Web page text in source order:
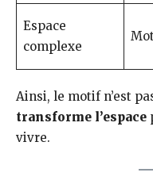
Espace
complexe
Ainsi, le motif n’est
transforme l’espace
vivre.